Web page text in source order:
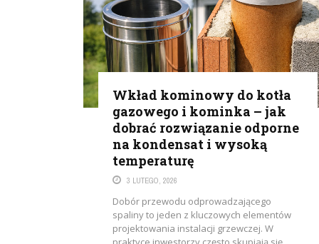
Wkład kominowy do kotła
gazowego i kominka – jak
dobrać rozwiązanie odporne
na kondensat i wysoką
temperaturę
3 LUTEGO, 2026
Dobór przewodu odprowadzającego
spaliny to jeden z kluczowych elementów
projektowania instalacji grzewczej. W